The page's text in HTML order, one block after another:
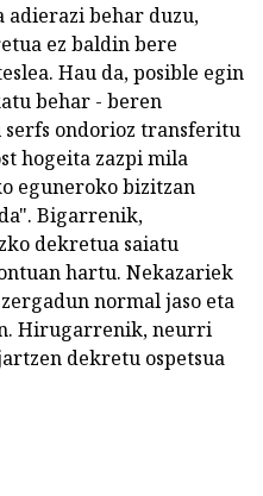
adierazi behar duzu,
ez baldin bere
Hau da, posible egin
behar - beren
ondorioz transferitu
hogeita zazpi mila
eguneroko bizitzan
Bigarrenik,
dekretua saiatu
hartu. Nekazariek
normal jaso eta
Hirugarrenik, neurri
dekretu ospetsua